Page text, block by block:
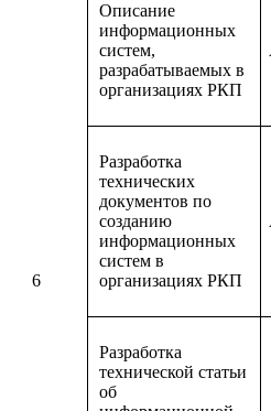
6
Описание
информационных
систем,
разрабатываемых в
организациях РКП
Разработка
технических
документов по
созданию
информационных
систем в
организациях РКП
Разработка
технической статьи
об